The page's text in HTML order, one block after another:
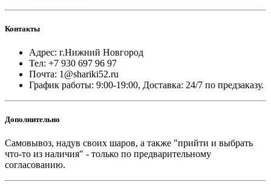
Контакты
Адрес: г.Нижний Новгород
Тел: +7 930 697 96 97
Почта: 1@shariki52.ru
График работы: 9:00-19:00, Доставка: 24/7 по предзаказу.
Дополнительно
Самовывоз, надув своих шаров, а также "прийти и выбрать
что-то из наличия" - только по предварительному
согласованию.